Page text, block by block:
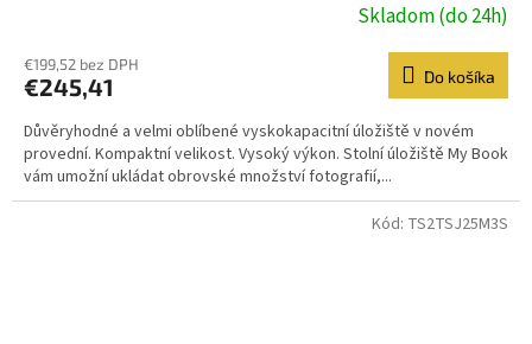
Skladom (do 24h)
€199,52 bez DPH
€245,41 Do košíka
Důvěryhodné a velmi oblíbené vyskokapacitní úložiště v novém
provední. Kompaktní velikost. Vysoký výkon. Stolní úložiště My Book
vám umožní ukládat obrovské množství fotografií,...
Kód: TS2TSJ25M3S